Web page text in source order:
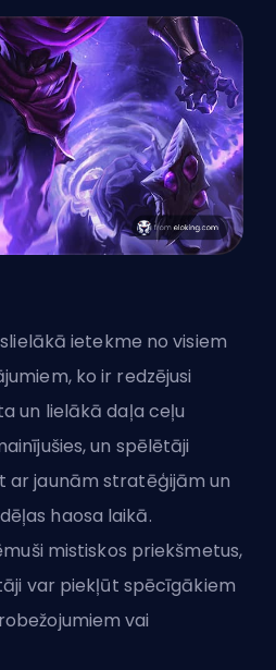
ietekme no visiem
ko ir redzējusi
un lielākā daļa ceļu
un spēlētāji
ar jaunām stratēģijām un
haosa laikā.
mistiskos priekšmetus,
var piekļūt spēcīgākiem
vai